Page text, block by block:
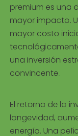
premium es una
mayor impacto.
mayor costo
una inversión
convincente.
El retorno de la
longevidad,
energía. Una